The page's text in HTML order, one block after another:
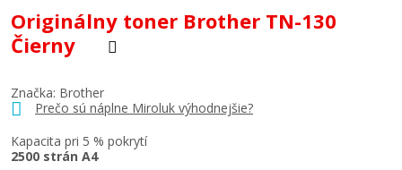
Originálny toner Brother TN-130
Čierny
Značka: Brother
Prečo sú náplne Miroluk výhodnejšie?
Kapacita pri 5 % pokrytí
2500 strán A4